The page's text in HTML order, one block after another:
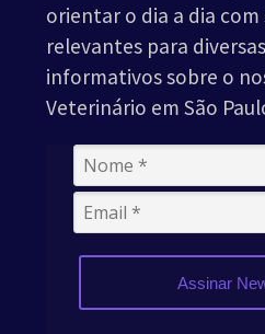
orientar o dia a dia com
relevantes para
informativos sobre o
Veterinário em São
Assinar